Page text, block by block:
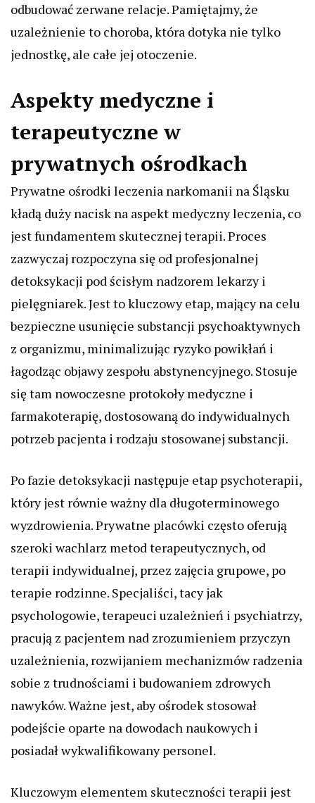
odbudować zerwane relacje. Pamiętajmy, że
uzależnienie to choroba, która dotyka nie tylko
jednostkę, ale całe jej otoczenie.
Aspekty medyczne i
terapeutyczne w
prywatnych ośrodkach
Prywatne ośrodki leczenia narkomanii na Śląsku
kładą duży nacisk na aspekt medyczny leczenia, co
jest fundamentem skutecznej terapii. Proces
zazwyczaj rozpoczyna się od profesjonalnej
detoksykacji pod ścisłym nadzorem lekarzy i
pielęgniarek. Jest to kluczowy etap, mający na celu
bezpieczne usunięcie substancji psychoaktywnych
z organizmu, minimalizując ryzyko powikłań i
łagodząc objawy zespołu abstynencyjnego. Stosuje
się tam nowoczesne protokoły medyczne i
farmakoterapię, dostosowaną do indywidualnych
potrzeb pacjenta i rodzaju stosowanej substancji.
Po fazie detoksykacji następuje etap psychoterapii,
który jest równie ważny dla długoterminowego
wyzdrowienia. Prywatne placówki często oferują
szeroki wachlarz metod terapeutycznych, od
terapii indywidualnej, przez zajęcia grupowe, po
terapie rodzinne. Specjaliści, tacy jak
psychologowie, terapeuci uzależnień i psychiatrzy,
pracują z pacjentem nad zrozumieniem przyczyn
uzależnienia, rozwijaniem mechanizmów radzenia
sobie z trudnościami i budowaniem zdrowych
nawyków. Ważne jest, aby ośrodek stosował
podejście oparte na dowodach naukowych i
posiadał wykwalifikowany personel.
Kluczowym elementem skuteczności terapii jest